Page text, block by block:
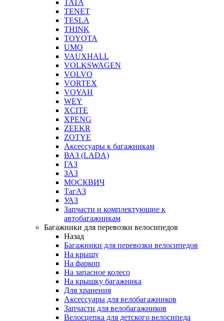
TATA
TENET
TESLA
THINK
TOYOTA
UMO
VAUXHALL
VOLKSWAGEN
VOLVO
VORTEX
VOYAH
WEY
XCITE
XPENG
ZEEKR
ZOTYE
Аксессуары к багажникам
ВАЗ (LADA)
ГАЗ
ЗАЗ
МОСКВИЧ
ТагАЗ
УАЗ
Запчасти и комплектующие к
автобагажникам
Багажники для перевозки велосипедов
Назад
Багажники для перевозки велосипедов
На крышу
На фаркоп
На запасное колесо
На крышку багажника
Для хранения
Аксессуары для велобагажников
Запчасти для велобагажников
Велосцепка для детского велосипеда